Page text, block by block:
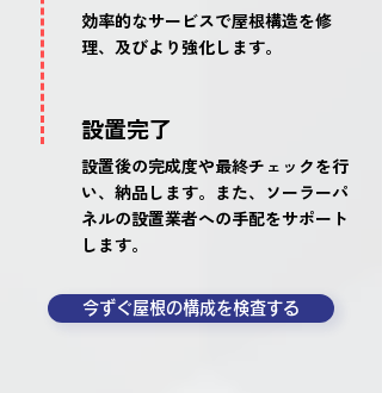
効率的なサービスで屋根構造を修
理、及びより強化します。
設置完了
設置後の完成度や最終チェックを行
い、納品します。また、ソーラーパ
ネルの設置業者への手配をサポート
します。
今ずぐ屋根の構成を検査する